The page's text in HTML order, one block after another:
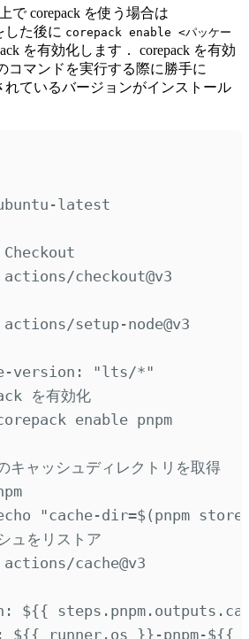
で corepack を使う場合は
した後に corepack enable <パッケー
を有効化します． corepack を有効
コマンドを実行する際に勝手に
れているバージョンがインストール
latest
Checkout
actions/checkout@v3
actions/setup-node@v3
version : "lts/*"
を有効化
enable pnpm
キャッシュディレクトリを取得
"cache-dir=$(pnpm store
ュをリストア
actions/cache@v3
:
${{
: ${{ runner.os }}-pnpm-${{